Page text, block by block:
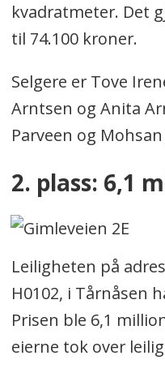
kvadratmeter. Det
til 74.100 kroner.
Selgere er Tove
Arntsen og Anita
Parveen og
2. plass: 6,1
Leiligheten på
H0102, i Tårnåsen
Prisen ble 6,1
eierne tok over